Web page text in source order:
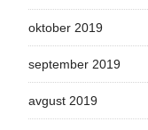
oktober 2019
september 2019
avgust 2019